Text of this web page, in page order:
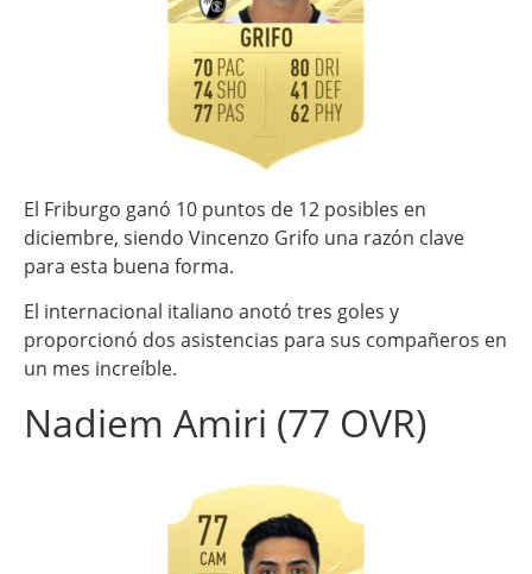
El Friburgo ganó 10 puntos de 12 posibles en
diciembre, siendo Vincenzo Grifo una razón clave
para esta buena forma.
El internacional italiano anotó tres goles y
proporcionó dos asistencias para sus compañeros en
un mes increíble.
Nadiem Amiri (77 OVR)